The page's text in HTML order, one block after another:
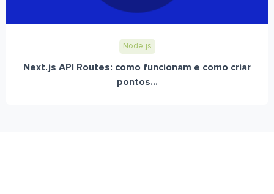
Node.js
Next.js API Routes: como funcionam e como criar
pontos...